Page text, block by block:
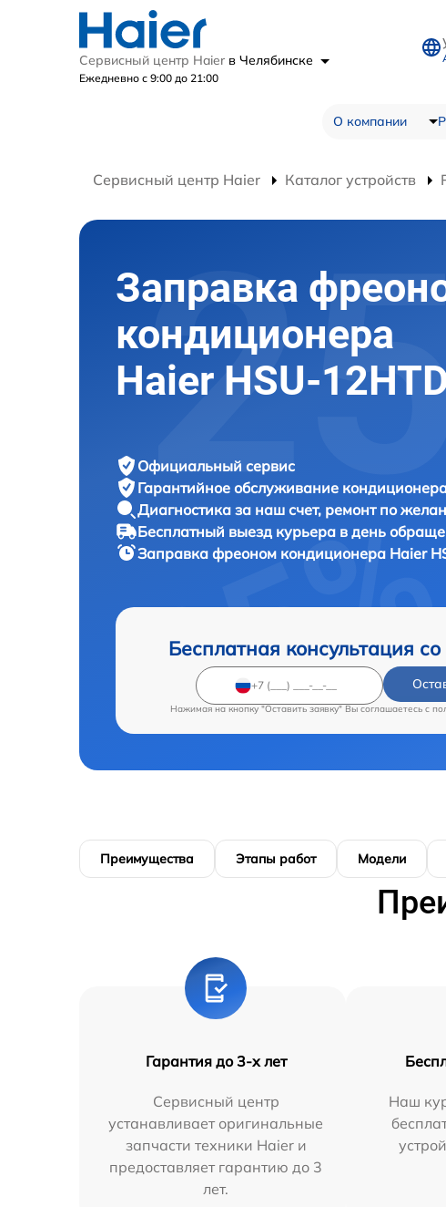
Сервисный центр Haier в Челябинске
Ежедневно с 9:00 до 21:00
О компании
Сервисный центр Haier Каталог устройств
Заправка
кондиционера
Haier HSU-
Официальный сервис
Гарантийное обслуживание
Диагностика за наш счет, ремонт по
Бесплатный выезд курьера в день
Заправка фреоном кондиционера Haier
Бесплатная консультация
Нажимая на кнопку "Оставить заявку" Вы соглашаетесь c
Преимущества Этапы работ Модели
Гарантия до 3-х лет
Сервисный центр
устанавливает оригинальные
запчасти техники Haier и
предоставляет гарантию до 3
лет.
Наш